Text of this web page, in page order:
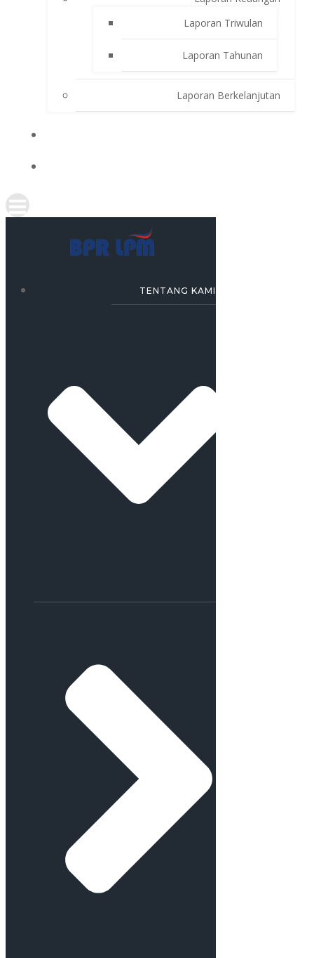
Laporan Triwulan
Laporan Tahunan
Laporan Berkelanjutan
TENTANG KAMI